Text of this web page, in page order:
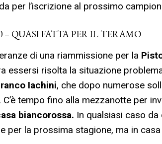
per l’iscrizione al prossimo
– QUASI FATTA PER IL TERAMO
di una riammissione per la
essersi risolta la situazione
Iachini, che dopo numerose
tempo fino alla mezzanotte per
biancorossa. In qualsiasi caso
per la prossima stagione, ma in